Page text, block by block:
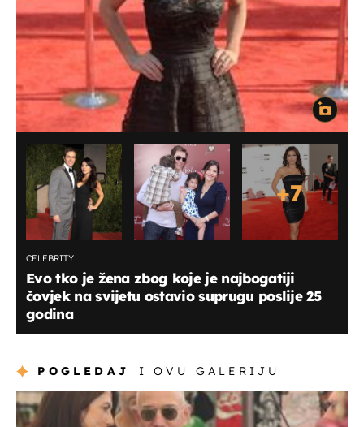
+7
CELEBRITY
Evo tko je žena zbog koje je najbogatiji
čovjek na svijetu ostavio suprugu poslije 25
godina
POGLEDAJ I OVU GALERIJU